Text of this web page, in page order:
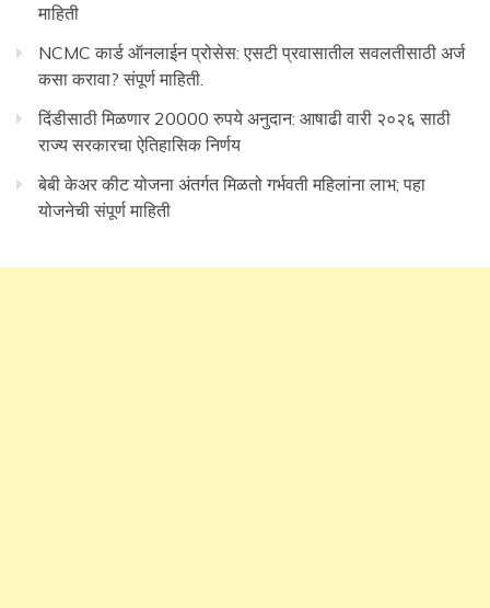
माहिती
NCMC कार्ड ऑनलाईन प्रोसेस: एसटी प्रवासातील सवलतीसाठी अर्ज
कसा करावा? संपूर्ण माहिती.
दिंडीसाठी मिळणार 20000 रुपये अनुदान: आषाढी वारी २०२६ साठी
राज्य सरकारचा ऐतिहासिक निर्णय
बेबी केअर कीट योजना अंतर्गत मिळतो गर्भवती महिलांना लाभ; पहा
योजनेची संपूर्ण माहिती